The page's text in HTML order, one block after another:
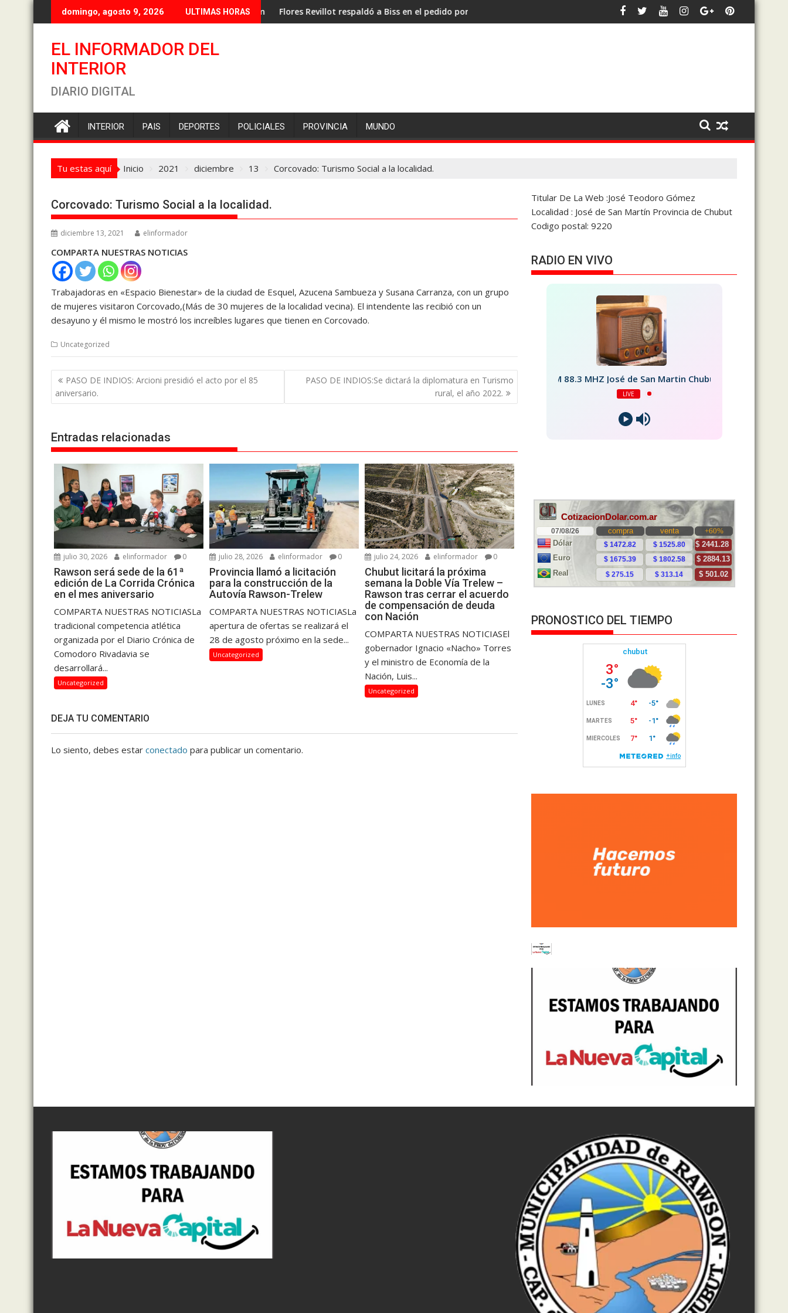
al
domingo, agosto 9, 2026 ULTIMAS HORASFlores Revillot respaldó a Biss en el pedido por la administración portuaria y la coparticipación
Jones: «La prioridad siempre será defender los intereses de 28 de Julio y de
Bowen afirmó que trabaja
EL INFORMADOR DEL
INTERIOR
DIARIO DIGITAL
INTERIOR PAIS DEPORTES POLICIALES PROVINCIA MUNDO
Tu estas aquí Inicio 2021 diciembre 13 Corcovado: Turismo Social a la localidad.
Corcovado: Turismo Social a la localidad.
diciembre 13, 2021 elinformador
COMPARTA NUESTRAS NOTICIAS
Trabajadoras en «Espacio Bienestar» de la ciudad de Esquel, Azucena Sambueza y Susana Carranza, con un grupo
de mujeres visitaron Corcovado,(Más de 30 mujeres de la localidad vecina). El intendente las recibió con un
desayuno y él mismo le mostró los increíbles lugares que tienen en Corcovado.
Uncategorized
Navegación
de
entradas
PASO DE INDIOS: Arcioni presidió el acto por el 85
aniversario.
PASO DE INDIOS:Se dictará la diplomatura en Turismo
rural, el año 2022.
Entradas relacionadas
julio 30, 2026 elinformador 0
Rawson será sede de la 61ª
edición de La Corrida Crónica
en el mes aniversario
COMPARTA NUESTRAS NOTICIASLa
tradicional competencia atlética
organizada por el Diario Crónica de
Comodoro Rivadavia se
desarrollará...
Uncategorized
julio 28, 2026 elinformador 0
Provincia llamó a licitación
para la construcción de la
Autovía Rawson-Trelew
COMPARTA NUESTRAS NOTICIASLa
apertura de ofertas se realizará el
28 de agosto próximo en la sede...
Uncategorized
julio 24, 2026 elinformador 0
Chubut licitará la próxima
semana la Doble Vía Trelew –
Rawson tras cerrar el acuerdo
de compensación de deuda
con Nación
COMPARTA NUESTRAS NOTICIASEl
gobernador Ignacio «Nacho» Torres
y el ministro de Economía de la
Nación, Luis...
Uncategorized
DEJA TU COMENTARIO
Lo siento, debes estar conectado para publicar un comentario.
Titular De La Web :José Teodoro Gómez
Localidad : José de San Martín Provincia de Chubut
Codigo postal: 9220
RADIO EN VIVO
FM 88.3 MHZ José de San Martin Chubut
LIVE
PRONOSTICO DEL TIEMPO